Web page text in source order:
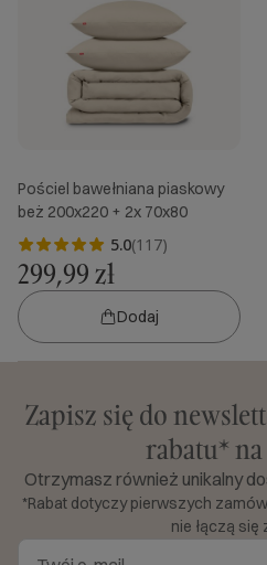
Pościel bawełniana piaskowy
beż 200x220 + 2x 70x80
5.0(117)
299,99 zł
Dodaj
Zapisz się do
rabatu*
Otrzymasz również unikalny
*Rabat dotyczy pierwszych
nie łączą się